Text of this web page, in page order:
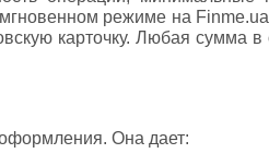
режиме на
карточку. Любая сумма
Она дает: